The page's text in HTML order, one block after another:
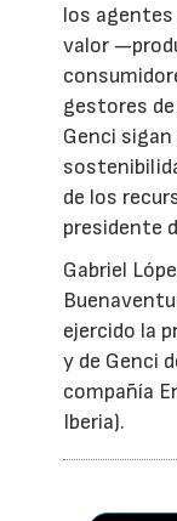
los agentes
valor
gestores
Genci
de los
presidente
Gabriel
ejercido la
y de Genci
compañía
Iberia).